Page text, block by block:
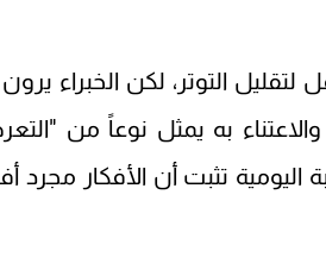
التوتر، لكن الخبراء
به يمثل نوعاً من
تثبت أن الأفكار مجرد